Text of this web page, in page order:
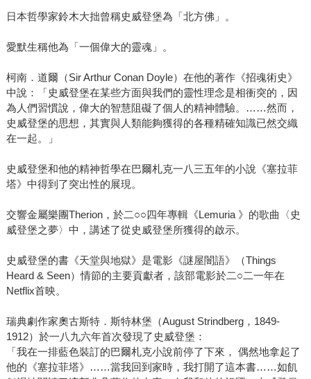
日本哲學家鈴木大拙曾稱史威登堡為「北方佛」。
愛默生稱他為「一個偉大的靈魂」。
柯南．道爾（Sir Arthur Conan Doyle）在他的著作《招魂術史》
中說：「史威登堡在某些方面與我們的靈性理念是相衝突的，因
為人們習慣說，偉大的智慧阻礙了個人的精神體驗。……然而，
史威登堡的思想，其實與人類能夠獲得的各種精確知識已然交織
在一起。」
史威登堡和他的精神哲學在巴爾札克一八三五年的小說《塞拉菲
塔》中得到了突出性的展現。
交響金屬樂團Therion，於二○○四年專輯《Lemuria 》的歌曲〈史
威登堡之夢〉中，講述了從史威登堡所獲得的啟示。
史威登堡的書《天堂與地獄》是電影《謎屋闇語》（Things
Heard & Seen）情節的主要貢獻者，該部電影於二○二一年在
Netflix首映。
瑞典劇作家奧古斯特．斯特林堡（August Strindberg，1849-
1912）於一八九六年首次發現了史威登堡：
「我在一排藍色裝訂的巴爾札克小說前停了下來， 偶然地拿起了
他的《塞拉菲塔》……當我回到家時，我打開了這本書……如飢